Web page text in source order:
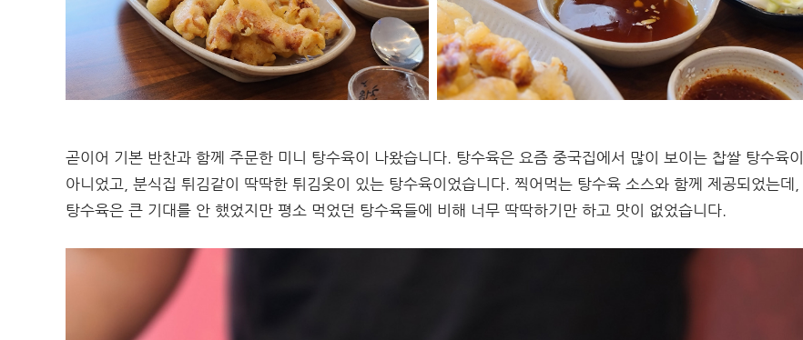
곧이어 기본 반찬과 함께 주문한 미니 탕수육이 나왔습니다. 탕수육은 요즘 중국집에서 많이 보이는 찹쌀 탕수육이
아니었고, 분식집 튀김같이 딱딱한 튀김옷이 있는 탕수육이었습니다. 찍어먹는 탕수육 소스와 함께 제공되었는데,
탕수육은 큰 기대를 안 했었지만 평소 먹었던 탕수육들에 비해 너무 딱딱하기만 하고 맛이 없었습니다.